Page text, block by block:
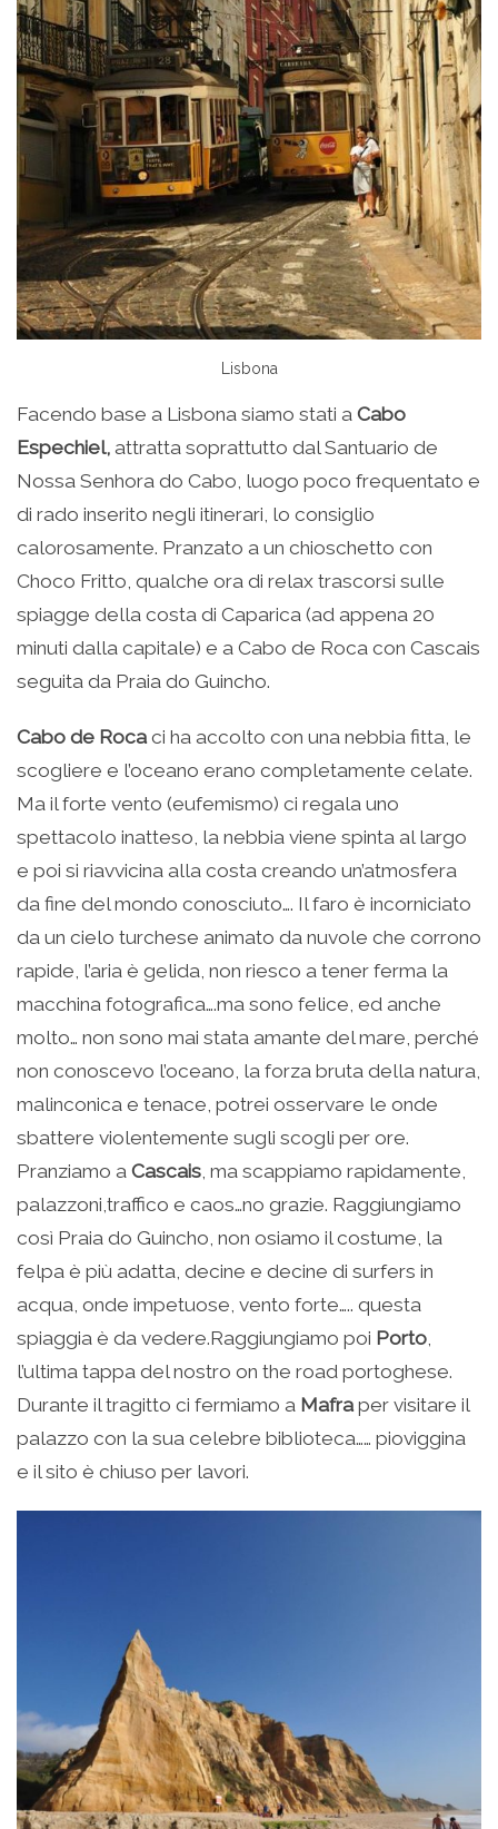
Lisbona
Facendo base a Lisbona siamo stati a Cabo
Espechiel, attratta soprattutto dal Santuario de
Nossa Senhora do Cabo, luogo poco frequentato e
di rado inserito negli itinerari, lo consiglio
calorosamente. Pranzato a un chioschetto con
Choco Fritto, qualche ora di relax trascorsi sulle
spiagge della costa di Caparica (ad appena 20
minuti dalla capitale) e a Cabo de Roca con Cascais
seguita da Praia do Guincho.
Cabo de Rocaci ha accolto con una nebbia fitta, le
scogliere e l’oceano erano completamente celate.
Ma il forte vento (eufemismo) ci regala uno
spettacolo inatteso, la nebbia viene spinta al largo
e poi si riavvicina alla costa creando un’atmosfera
da fine del mondo conosciuto…. Il faro è incorniciato
da un cielo turchese animato da nuvole che corrono
rapide, l’aria è gelida, non riesco a tener ferma la
macchina fotografica….ma sono felice, ed anche
molto… non sono mai stata amante del mare, perché
non conoscevo l’oceano, la forza bruta della natura,
malinconica e tenace, potrei osservare le onde
sbattere violentemente sugli scogli per ore.
Pranziamo a Cascais, ma scappiamo rapidamente,
palazzoni,traffico e caos…no grazie. Raggiungiamo
così Praia do Guincho, non osiamo il costume, la
felpa è più adatta, decine e decine di surfers in
acqua, onde impetuose, vento forte….. questa
spiaggia è da vedere.Raggiungiamo poi Porto,
l’ultima tappa del nostro on the road portoghese.
Durante il tragitto ci fermiamo a Mafraper visitare il
palazzo con la sua celebre biblioteca…… pioviggina
e il sito è chiuso per lavori.